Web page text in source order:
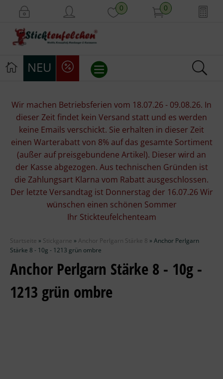
0 0
NEU
Stickpackungen
Stickgarne
Stoffe
Mill Hill Beads
Wolle
Stricknadeln
Knüpfpackungen
Wir machen Betriebsferien vom 18.07.26 - 09.08.26. In
dieser Zeit findet kein Versand statt und es werden
keine Emails verschickt. Sie erhalten in dieser Zeit
einen Warterabatt von 8% auf das gesamte Sortiment
(außer auf preisgebundene Artikel). Dieser wird an
der Kasse abgezogen. Aus technischen Gründen ist
die Zahlungsart Klarna vom Rabatt ausgeschlossen.
Der letzte Versandtag ist Donnerstag der 16.07.26 Wir
wünschen einen schönen Sommer
Ihr Stickteufelchenteam
Startseite » Stickgarne »Anchor Perlgarn Stärke 8 »Anchor Perlgarn
Stärke 8 - 10g - 1213 grün ombre
Anchor Perlgarn Stärke 8 - 10g -
1213 grün ombre